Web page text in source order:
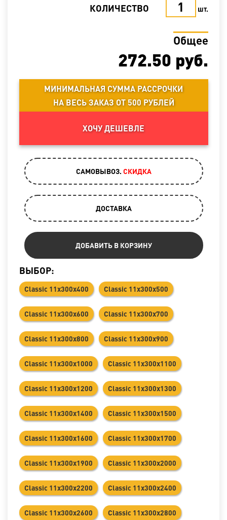
КОЛИЧЕСТВО шт.
Общее
272.50 руб.
МИНИМАЛЬНАЯ СУММА РАССРОЧКИ
НА ВЕСЬ ЗАКАЗ ОТ 500 РУБЛЕЙ
ХОЧУ ДЕШЕВЛЕ
САМОВЫВОЗ. CКИДКА
ДОСТАВКА
ДОБАВИТЬ В КОРЗИНУ
ВЫБОР:
Classic 11х300х400 Classic 11х300х500
Classic 11х300х600 Classic 11х300х700
Classic 11х300х800 Classic 11х300х900
Classic 11х300х1000 Classic 11х300х1100
Classic 11х300х1200 Classic 11х300х1300
Classic 11х300х1400 Classic 11х300х1500
Classic 11х300х1600 Classic 11х300х1700
Classic 11х300х1900 Classic 11х300х2000
Classic 11х300х2200 Classic 11х300х2400
Classic 11х300х2600 Classic 11х300х2800